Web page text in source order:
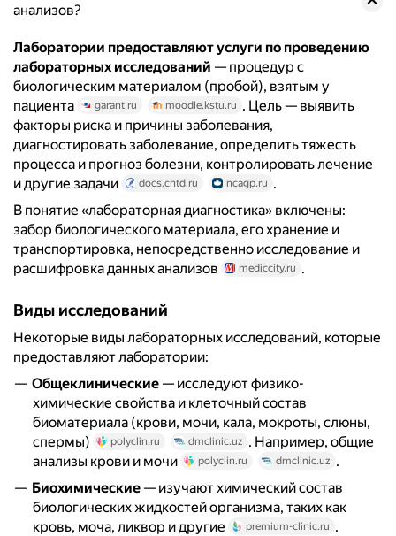
анализов?
Лаборатории предоставляют услуги по проведению
лабораторных исследований — процедур с
биологическим материалом (пробой), взятым у
пациента
garant.ru moodle.kstu.ru . Цель — выявить
факторы риска и причины заболевания,
диагностировать заболевание, определить тяжесть
процесса и прогноз болезни, контролировать лечение
и другие задачи
docs.cntd.ru ncagp.ru .
В понятие «лабораторная диагностика» включены:
забор биологического материала, его хранение и
транспортировка, непосредственно исследование и
расшифровка данных анализов
mediccity.ru .
Виды исследований
Некоторые виды лабораторных исследований, которые
предоставляют лаборатории:
Общеклинические — исследуют физико-
химические свойства и клеточный состав
биоматериала (крови, мочи, кала, мокроты, слюны,
спермы)
polyclin.ru dmclinic.uz . Например, общие
анализы крови и мочи
polyclin.ru dmclinic.uz .
Биохимические — изучают химический состав
биологических жидкостей организма, таких как
кровь, моча, ликвор и другие
premium-clinic.ru .